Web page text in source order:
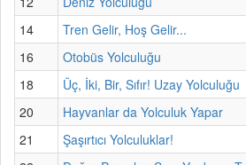
14
Tren Gelir, Hoş Gelir...
16
Otobüs Yolculuğu
18
Üç, İki, Bir, Sıfır! Uzay Yolculuğu
20
Hayvanlar da Yolculuk Yapar
21
Şaşırtıcı Yolculuklar!